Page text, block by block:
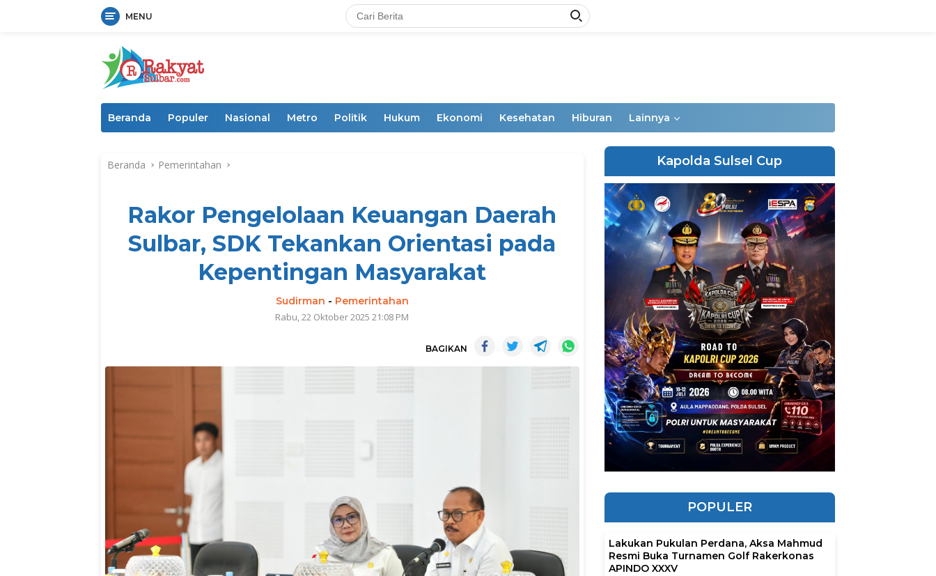
MENU
Beranda Populer Nasional Metro Politik Hukum Ekonomi Kesehatan Hiburan Lainnya
Beranda Pemerintahan
Rakor Pengelolaan Keuangan Daerah
Sulbar, SDK Tekankan Orientasi pada
Kepentingan Masyarakat
Sudirman - Pemerintahan
Rabu, 22 Oktober 2025 21:08 PM
BAGIKAN
Kapolda Sulsel Cup
POPULER
Lakukan Pukulan Perdana, Aksa Mahmud
Resmi Buka Turnamen Golf Rakerkonas
APINDO XXXV